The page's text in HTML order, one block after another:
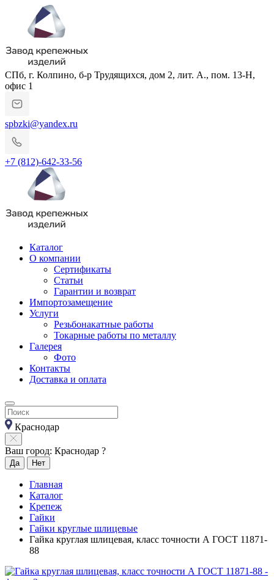
СПб, г. Колпино, б-р Трудящихся, дом 2, лит. А., пом. 13-Н,
офис 1
spbzki@yandex.ru
+7 (812)-642-33-56
Каталог
О компании
Сертификаты
Статьи
Гарантии и возврат
Импортозамещение
Услуги
Резьбонакатные работы
Токарные работы по металлу
Галерея
Фото
Контакты
Доставка и оплата
Краснодар
Ваш город: Краснодар ?
Да Нет
Главная
Каталог
Крепеж
Гайки
Гайки круглые шлицевые
Гайка круглая шлицевая, класс точности А ГОСТ 11871-
88